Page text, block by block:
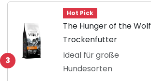
3
Hot Pick
The Hunger of the Wolf
Trockenfutter
Ideal für große
Hundesorten